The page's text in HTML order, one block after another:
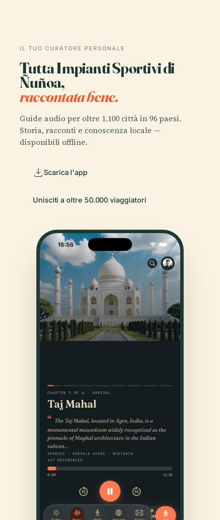
IL TUO CURATORE PERSONALE
Tutta Impianti Sportivi di
Ñuñoa,
raccontata bene.
Guide audio per oltre 1.100 città in 96 paesi.
Storia, racconti e conoscenza locale —
disponibili offline.
Scarica l'app
Unisciti a oltre 50.000 viaggiatori